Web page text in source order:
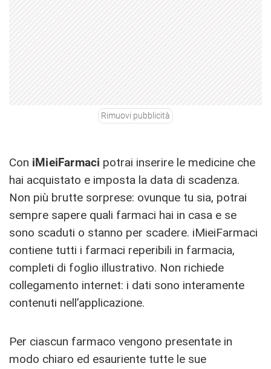
Rimuovi pubblicità
Con iMieiFarmaci potrai inserire le medicine che
hai acquistato e imposta la data di scadenza.
Non più brutte sorprese: ovunque tu sia, potrai
sempre sapere quali farmaci hai in casa e se
sono scaduti o stanno per scadere. iMieiFarmaci
contiene tutti i farmaci reperibili in farmacia,
completi di foglio illustrativo. Non richiede
collegamento internet: i dati sono interamente
contenuti nell’applicazione.
Per ciascun farmaco vengono presentate in
modo chiaro ed esauriente tutte le sue